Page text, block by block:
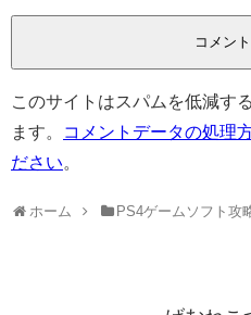
このサイトはスパムを低減す
ます。
コメントデータの処理
ださい。
ホーム PS4ゲームソフト攻